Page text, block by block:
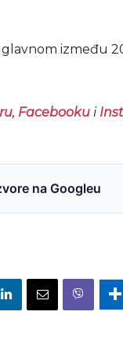
između
, Facebookui
na Googleu